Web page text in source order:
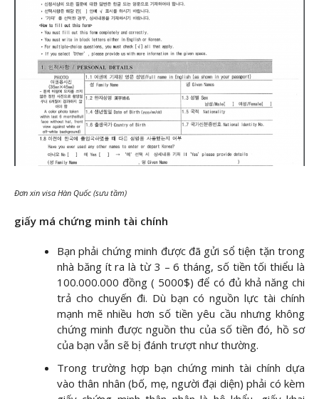
Đơn xin visa Hàn Quốc (sưu tầm)
giấy má chứng minh tài chính
Bạn phải chứng minh được đã gửi sổ tiện tặn trong
nhà băng ít ra là từ 3 – 6 tháng, số tiền tối thiểu là
100.000.000 đồng ( 5000$) để có đủ khả năng chi
trả cho chuyến đi. Dù bạn có nguồn lực tài chính
mạnh mẽ nhiều hơn số tiền yêu cầu nhưng không
chứng minh được nguồn thu của số tiền đó, hồ sơ
của bạn vẫn sẽ bị đánh trượt như thường.
Trong trường hợp bạn chứng minh tài chính dựa
vào thân nhân (bố, mẹ, người đại diện) phải có kèm